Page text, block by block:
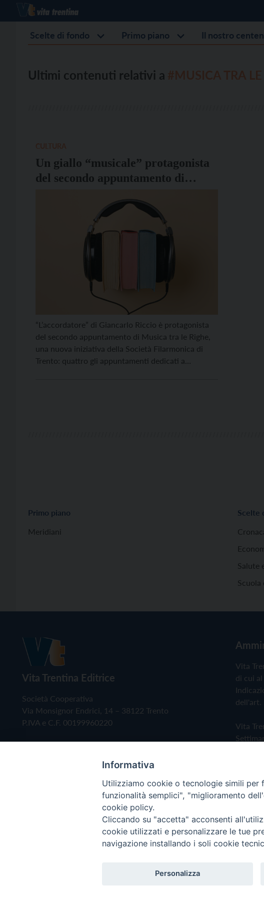
Scelte di fondo Primo piano Il nostro
Ultimi contenuti relativi a
Un giallo “musicale” protagonista
del secondo appuntamento di
della Società Filarmonica di Trento
“L’accordatore” di Giancarlo Riccio è protagonista
del secondo appuntamento di Musica tra le Righe,
una nuova iniziativa della Società Filarmonica di
Trento: quattro gli appuntamenti dedicati a
Primo piano
Meridiani
Scelte
Salute
Scuola
Vita Trentina Editrice
Società Cooperativa
Via Monsignor Endrici, 14 – 38122 Trento
P.IVA e C.F. 00199960220
Vita
di cui
dell'art.
Vita
Copyright © 2019 - Tutti i diritti riservati - Vita Trentina
Informativa
Utilizziamo cookie o tecnologie simili per
funzionalità semplici", "miglioramento
cookie policy.
Cliccando su "accetta" acconsenti
cookie utilizzati e personalizzare le tue
navigazione installando i soli cookie
Personalizza